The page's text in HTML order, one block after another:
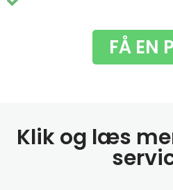
FÅ EN
Klik og læs